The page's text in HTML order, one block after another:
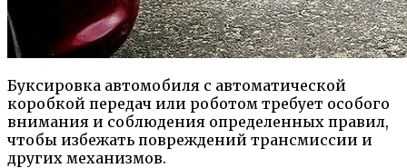
Буксировка автомобиля с автоматической
коробкой передач или роботом требует особого
внимания и соблюдения определенных правил,
чтобы избежать повреждений трансмиссии и
других механизмов.